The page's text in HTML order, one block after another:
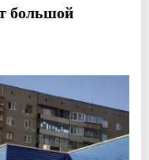
большой